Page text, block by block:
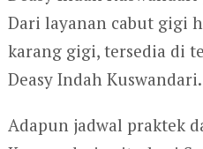
Dari layanan cabut gigi
karang gigi, tersedia di
Deasy Indah Kuswandari.
Adapun jadwal praktek